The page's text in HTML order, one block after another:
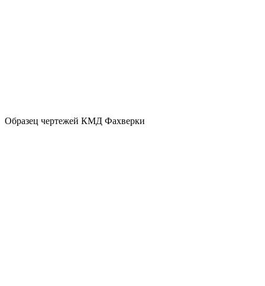
Образец чертежей КМД Фахверки